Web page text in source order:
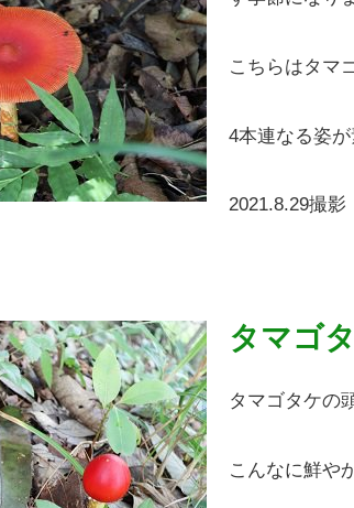
こちらはタマ
4本連なる姿
2021.8.29撮影
タマゴ
タマゴタケの
こんなに鮮や